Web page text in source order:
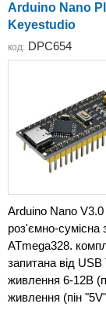
Arduino Nano
Keyestudio
код: DPC654
Arduino Nano
роз'ємно-сумісна
ATmega328.
запитана від
живлення 6-12В
живлення (пін